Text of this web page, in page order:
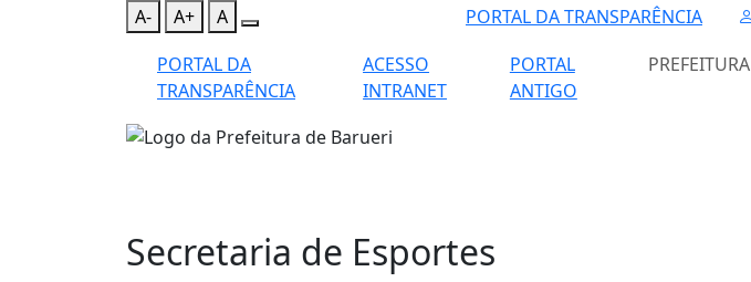
A- A+ A PORTAL DA TRANSPARÊNCIA
PORTAL DA
TRANSPARÊNCIA
ACESSO
INTRANET
PORTAL
ANTIGO
PREFEITURA
Secretaria de Esportes